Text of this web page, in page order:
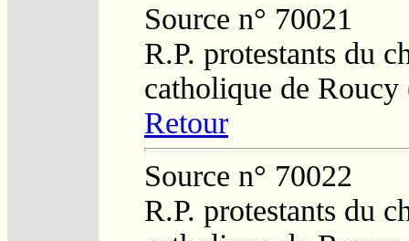
Source n° 70021
R.P. protestants du
catholique de Roucy
Retour
Source n° 70022
R.P. protestants du